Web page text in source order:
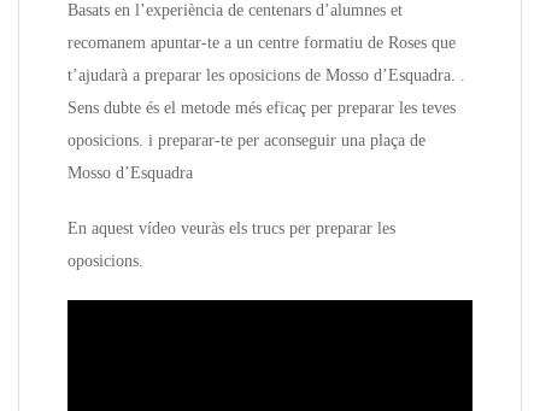
Basats en l’experiència de centenars d’alumnes et
recomanem apuntar-te a un centre formatiu de Roses que
t’ajudarà a preparar les oposicions de Mosso d’Esquadra. .
Sens dubte és el metode més eficaç per preparar les teves
oposicions. i preparar-te per aconseguir una plaça de
Mosso d’Esquadra
En aquest vídeo veuràs els trucs per preparar les
oposicions.